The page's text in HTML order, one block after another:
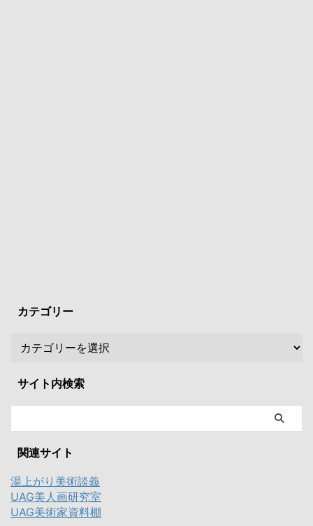
カテゴリー
サイト内検索
関連サイト
湯上がり美術談義
UAG美人画研究室
UAG美術家資料棚